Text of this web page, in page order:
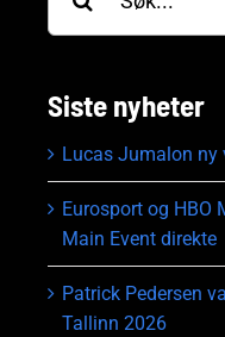
etter:
Siste nyheter
Lucas Jumalon ny
Eurosport og HBO
Main Event direkte
Patrick Pedersen
Tallinn 2026